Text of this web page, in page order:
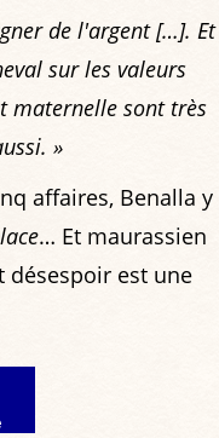
de l'argent […]. Et
sur les valeurs
maternelle sont très
»
affaires, Benalla y
… Et maurassien
désespoir est une